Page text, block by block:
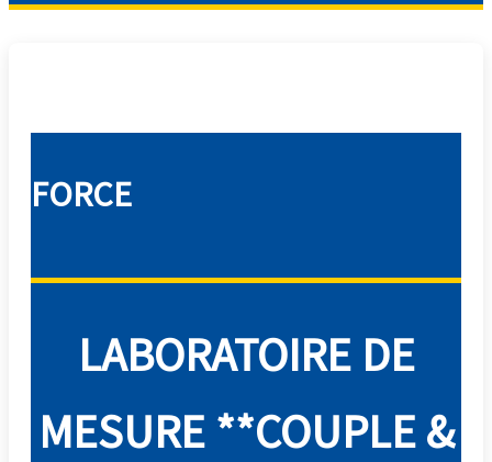
FORCE
LABORATOIRE DE
MESURE **COUPLE &